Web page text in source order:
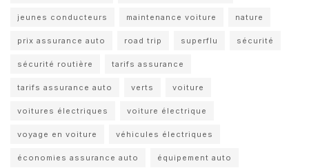
jeunes conducteurs maintenance voiture nature
prix assurance auto road trip superflu sécurité
sécurité routière tarifs assurance
tarifs assurance auto verts voiture
voitures électriques voiture électrique
voyage en voiture véhicules électriques
économies assurance auto équipement auto